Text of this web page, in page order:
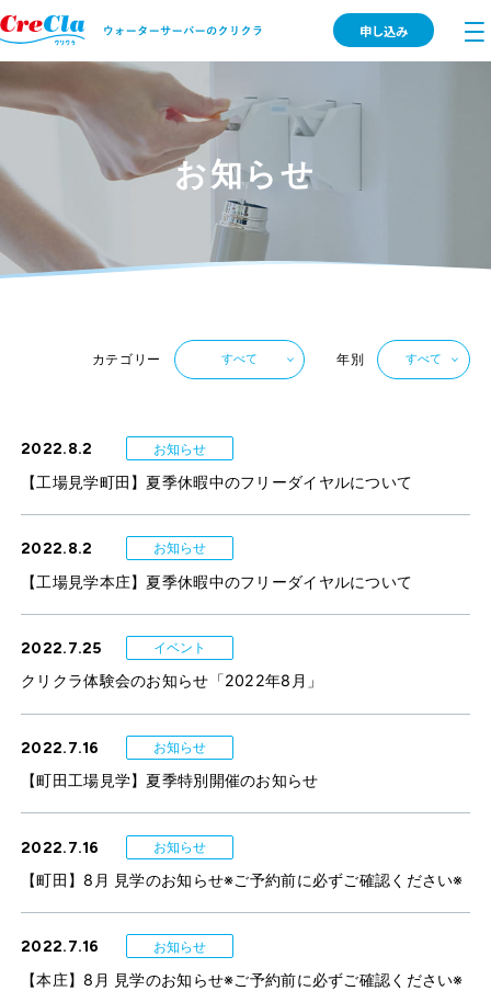
申し込み
お知らせ
カテゴリー すべて 年別 すべて
2022.8.2 お知らせ
【工場見学町田】夏季休暇中のフリーダイヤルについて
2022.8.2 お知らせ
【工場見学本庄】夏季休暇中のフリーダイヤルについて
2022.7.25 イベント
クリクラ体験会のお知らせ「2022年8月」
2022.7.16 お知らせ
【町田工場見学】夏季特別開催のお知らせ
2022.7.16 お知らせ
【町田】8月 見学のお知らせ※ご予約前に必ずご確認ください※
2022.7.16 お知らせ
【本庄】8月 見学のお知らせ※ご予約前に必ずご確認ください※